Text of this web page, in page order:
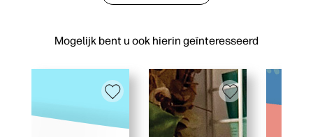
Mogelijk bent u ook hierin geïnteresseerd